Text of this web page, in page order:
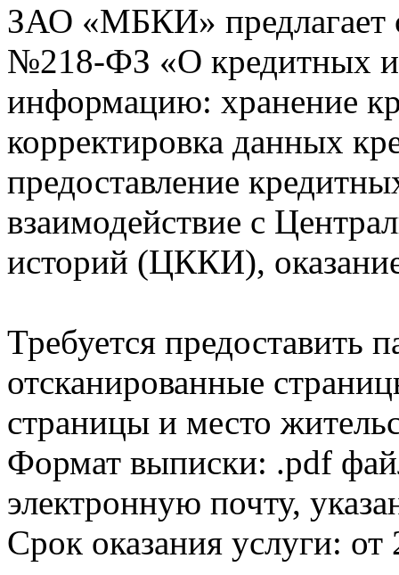
ЗАО «МБКИ» предлагает
№218-ФЗ «О кредитных
информацию: хранение
корректировка данных
предоставление
взаимодействие с
историй (ЦККИ),
Требуется предоставить
отсканированные
страницы и место
Формат выписки: .pdf
электронную почту,
Срок оказания услуги: от